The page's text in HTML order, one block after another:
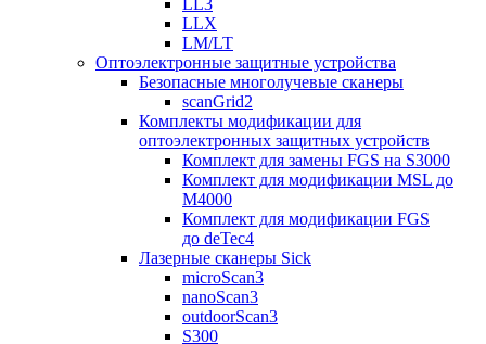
LL3
LLX
LM/LT
Оптоэлектронные защитные устройства
Безопасные многолучевые сканеры
scanGrid2
Комплекты модификации для
оптоэлектронных защитных устройств
Комплект для замены FGS на S3000
Комплект для модификации MSL до
M4000
Комплект для модификации FGS
до deTec4
Лазерные сканеры Sick
microScan3
nanoScan3
outdoorScan3
S300